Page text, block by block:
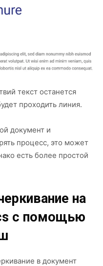
текст останется
проходить линия.
документ и
процесс, это может
есть более простой
на
с помощью
в документ